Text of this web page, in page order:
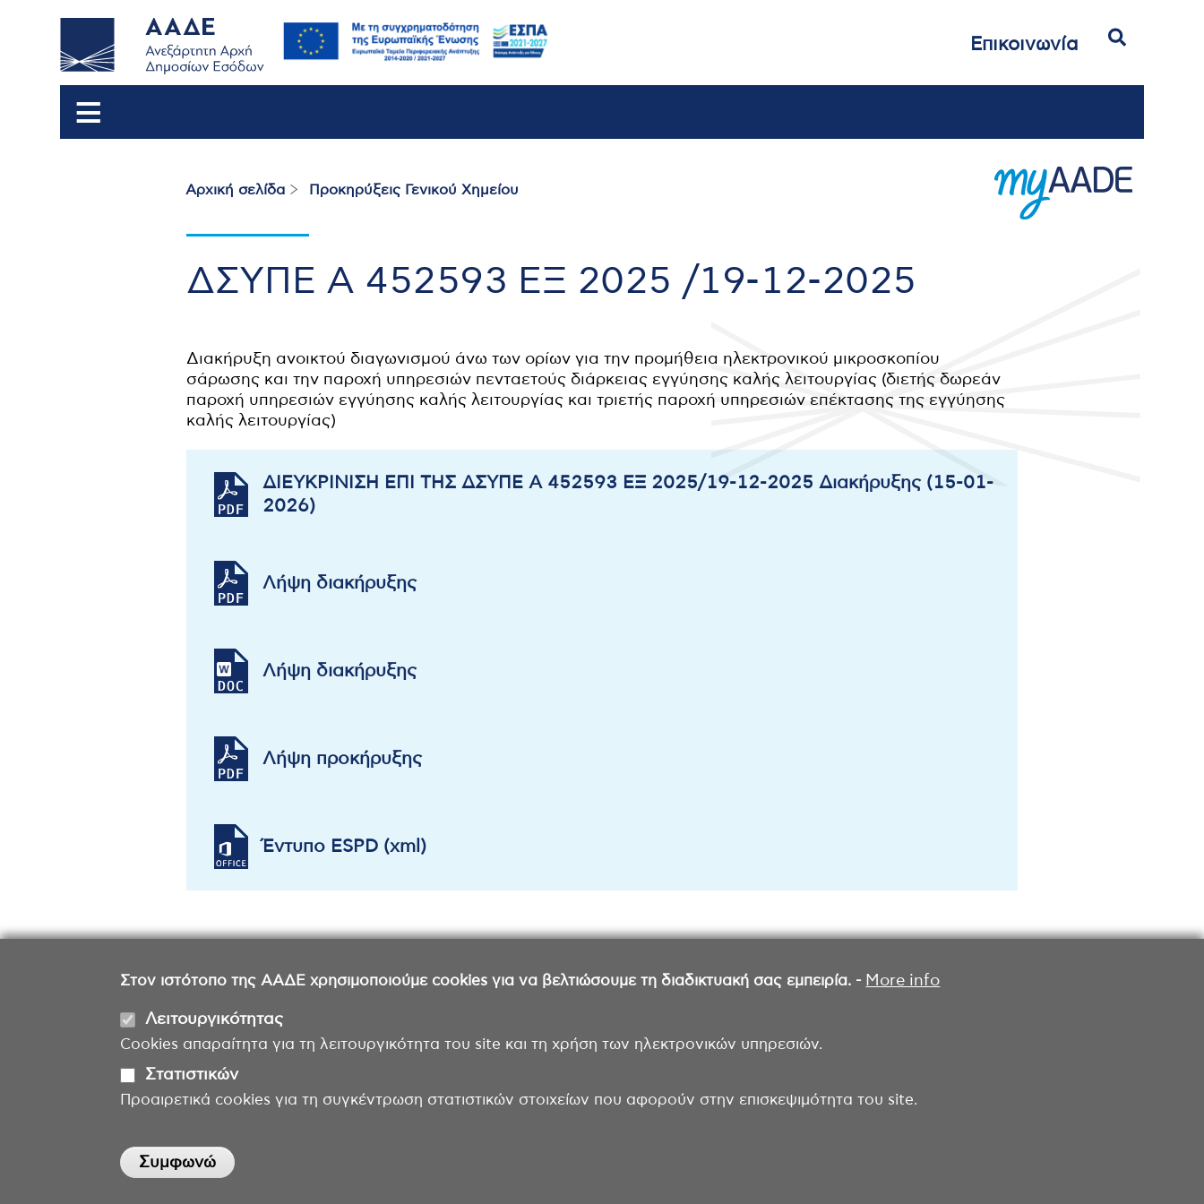
Στον ιστότοπο της ΑΑΔΕ χρησιμοποιούμε cookies για να βελτιώσουμε τη διαδικτυακή σας εμπειρία. - More info
Λειτουργικότητας
Cookies απαραίτητα για τη λειτουργικότητα του site και τη χρήση των ηλεκτρονικών υπηρεσιών.
Στατιστικών
Προαιρετικά cookies για τη συγκέντρωση στατιστικών στοιχείων που αφορούν στην επισκεψιμότητα του site.
Συμφωνώ
Επικοινωνία
Breadcrumb
Αρχική σελίδα Προκηρύξεις Γενικού Χημείου
ΔΣΥΠΕ Α 452593 ΕΞ 2025 /19-12-2025
Διακήρυξη ανοικτού διαγωνισμού άνω των ορίων για την προμήθεια ηλεκτρονικού μικροσκοπίου
σάρωσης και την παροχή υπηρεσιών πενταετούς διάρκειας εγγύησης καλής λειτουργίας (διετής δωρεάν
παροχή υπηρεσιών εγγύησης καλής λειτουργίας και τριετής παροχή υπηρεσιών επέκτασης της εγγύησης
καλής λειτουργίας)
ΔΙΕΥΚΡΙΝΙΣΗ ΕΠΙ ΤΗΣ ΔΣΥΠΕ Α 452593 ΕΞ 2025/19-12-2025 Διακήρυξης (15-01-
2026)
Λήψη διακήρυξης
Λήψη διακήρυξης
Λήψη προκήρυξης
Έντυπο ESPD (xml)
Η ιστοσελίδα φιλοξενείται από τη ΓΓΠΣΨΔ